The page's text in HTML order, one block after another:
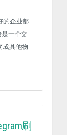
的企业都
是一个交
其他物
刷